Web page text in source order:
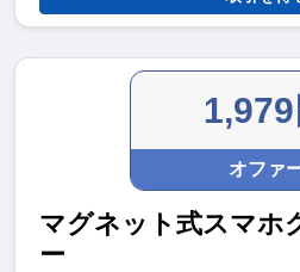
1,979
オファ
マグネット式スマホ
ー